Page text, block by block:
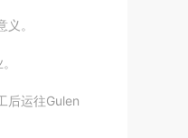
。
后运往Gulen